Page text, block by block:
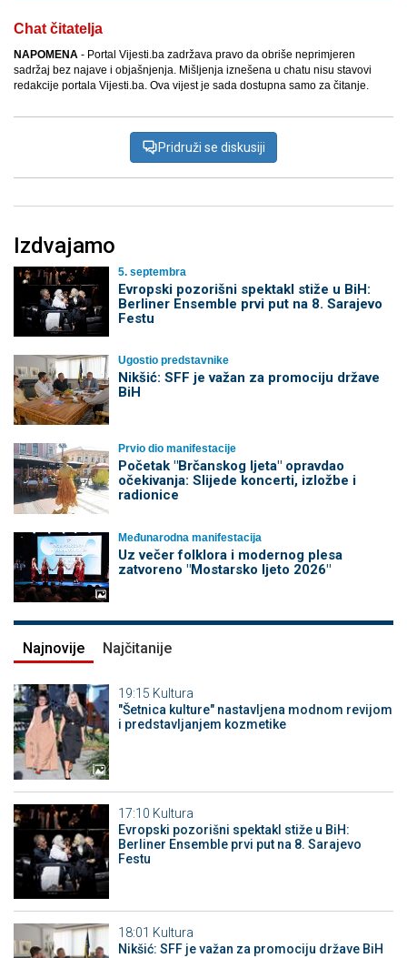
Chat čitatelja
NAPOMENA - Portal Vijesti.ba zadržava pravo da obriše neprimjeren
sadržaj bez najave i objašnjenja. Mišljenja iznešena u chatu nisu stavovi
redakcije portala Vijesti.ba. Ova vijest je sada dostupna samo za čitanje.
Pridruži se diskusiji
Izdvajamo
5. septembra
Evropski pozorišni spektakl stiže u BiH:
Berliner Ensemble prvi put na 8. Sarajevo
Festu
Ugostio predstavnike
Nikšić: SFF je važan za promociju države
BiH
Prvio dio manifestacije
Početak "Brčanskog ljeta" opravdao
očekivanja: Slijede koncerti, izložbe i
radionice
Međunarodna manifestacija
Uz večer folklora i modernog plesa
zatvoreno "Mostarsko ljeto 2026"
Najnovije Najčitanije
19:15 Kultura
"Šetnica kulture" nastavljena modnom revijom
i predstavljanjem kozmetike
17:10 Kultura
Evropski pozorišni spektakl stiže u BiH:
Berliner Ensemble prvi put na 8. Sarajevo
Festu
18:01 Kultura
Nikšić: SFF je važan za promociju države BiH